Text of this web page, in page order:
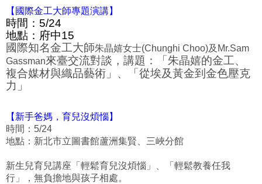
【國際金工大師專題演講】
時間： 5/24
地點：府中15
國際知名金工大師朱晶嬉女士(Chunghi Choo)及 Mr.Sam
Gassman來臺交流對談，講題 ：
「朱晶嬉的金工、
複合媒材與織品藝術」、「從埃及黃金到金色壓克
力」
【新手爸媽，育兒沒煩惱】
時間： 5/24
地點：新北市立圖書館蘆洲集賢、三峽分館
新生兒育兒講座「輕鬆育兒沒煩惱」、「輕鬆教養任我
行」，無負擔地與孩子相處。